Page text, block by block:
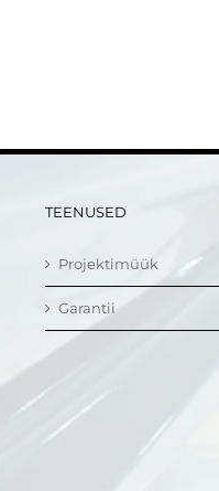
TEENUSED
Projektimüük
Garantii